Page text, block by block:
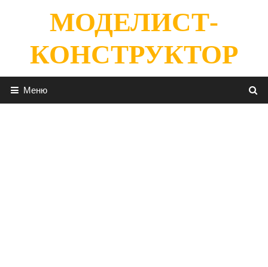
содержимомуМОДЕЛИСТ-
КОНСТРУКТОР
Меню